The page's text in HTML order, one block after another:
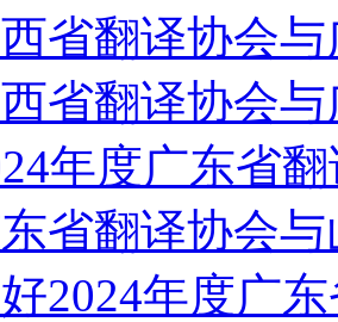
省翻译协会
省翻译协会
年度广东省
省翻译协会
2024年度广